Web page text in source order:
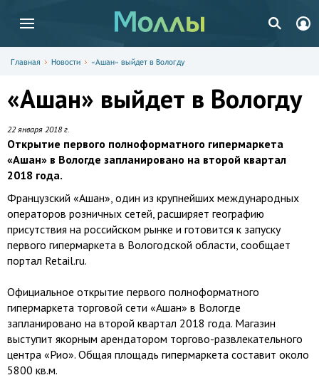
Главная Новости «Ашан» выйдет в Вологду
«Ашан» выйдет в Вологду
22 января 2018 г.
Открытие первого полноформатного гипермаркета
«Ашан» в Вологде запланировано на второй квартал
2018 года.
Французский «Ашан», один из крупнейших международных
операторов розничных сетей, расширяет географию
присутствия на российском рынке и готовится к запуску
первого гипермаркета в Вологодской области, сообщает
портал Retail.ru.
Официальное открытие первого полноформатного
гипермаркета торговой сети «Ашан» в Вологде
запланировано на второй квартал 2018 года. Магазин
выступит якорным арендатором торгово-развлекательного
центра «Рио». Общая площадь гипермаркета составит около
5800 кв.м.